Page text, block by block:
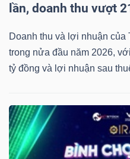
lần, doanh thu vượt
Doanh thu và lợi nhuận của
trong nửa đầu năm 2026,
tỷ đồng và lợi nhuận sau